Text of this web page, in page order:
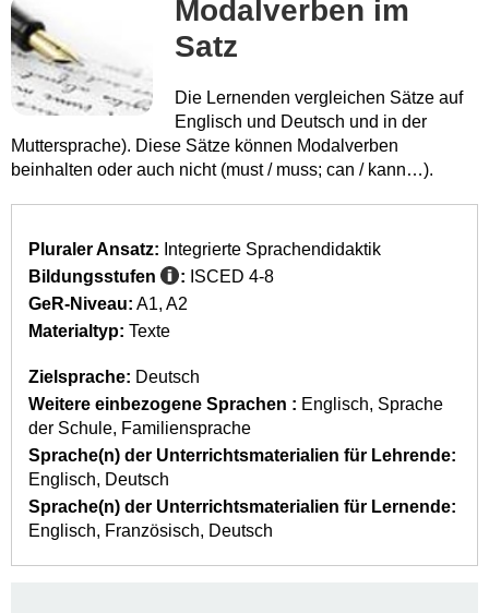
Modalverben im
Satz
Die Lernenden vergleichen Sätze auf
Englisch und Deutsch und in der
Muttersprache). Diese Sätze können Modalverben
beinhalten oder auch nicht (must / muss; can / kann…).
Pluraler Ansatz: Integrierte Sprachendidaktik
Bildungsstufen
: ISCED 4-8
GeR-Niveau: A1 A2
Materialtyp: Texte
Zielsprache: Deutsch
Weitere einbezogene Sprachen : Englisch Sprache
der Schule Familiensprache
Sprache(n) der Unterrichtsmaterialien für Lehrende:
Englisch
Deutsch
Sprache(n) der Unterrichtsmaterialien für Lernende:
Englisch
Französisch Deutsch